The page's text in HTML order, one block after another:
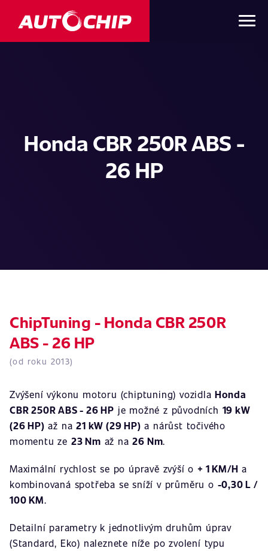
Honda CBR 250R ABS -
26 HP
ChipTuning - Honda CBR 250R
ABS - 26 HP
(od roku 2013)
Zvýšení výkonu motoru (chiptuning) vozidlaHonda
CBR 250R ABS - 26 HP je možné z původních 19 kW
(26 HP) až na21 kW (29 HP) a nárůst točivého
momentu ze 23 Nm až na26 Nm.
Maximální rychlost se po úpravě zvýší o + 1 KM/H a
kombinovaná spotřeba se sníží v průměru o -0,30 L /
100 KM.
Detailní parametry k jednotlivým druhům úprav
(Standard, Eko) naleznete níže po zvolení typu